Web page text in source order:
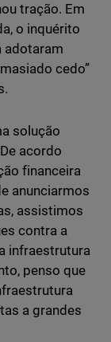
tração. Em
o inquérito
adotaram
cedo”
solução
acordo
financeira
anunciarmos
assistimos
contra a
infraestrutura
penso que
a grandes